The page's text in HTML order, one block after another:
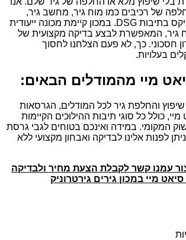
של רכיבים כמו מוח גיר, מחשב גיר,
סולנואידים ומכטרוניקס בתיבות DSG. במכון קיימת מכונה ייעודית
גיר, המאפשרת לבצע בדיקה מקצועית של
חסכוני. כך, לא פעם הצלחנו לחסוך
בעלויות.
מיי מהמודלים הבאים:
והחלפת גיר לכל המודלים, הגרסאות
כולל כל סוגי תיבות ההילוכים הקיימות
המקומי. במידה ואינכם בטוחים לגבי גרסת
לפנות אלינו לבדיקה ואבחון מקצועי ללא
עמנו קשר לקבלת הצעת מחיר ולבדיקה
מיי במכון גירים גירטרוניק